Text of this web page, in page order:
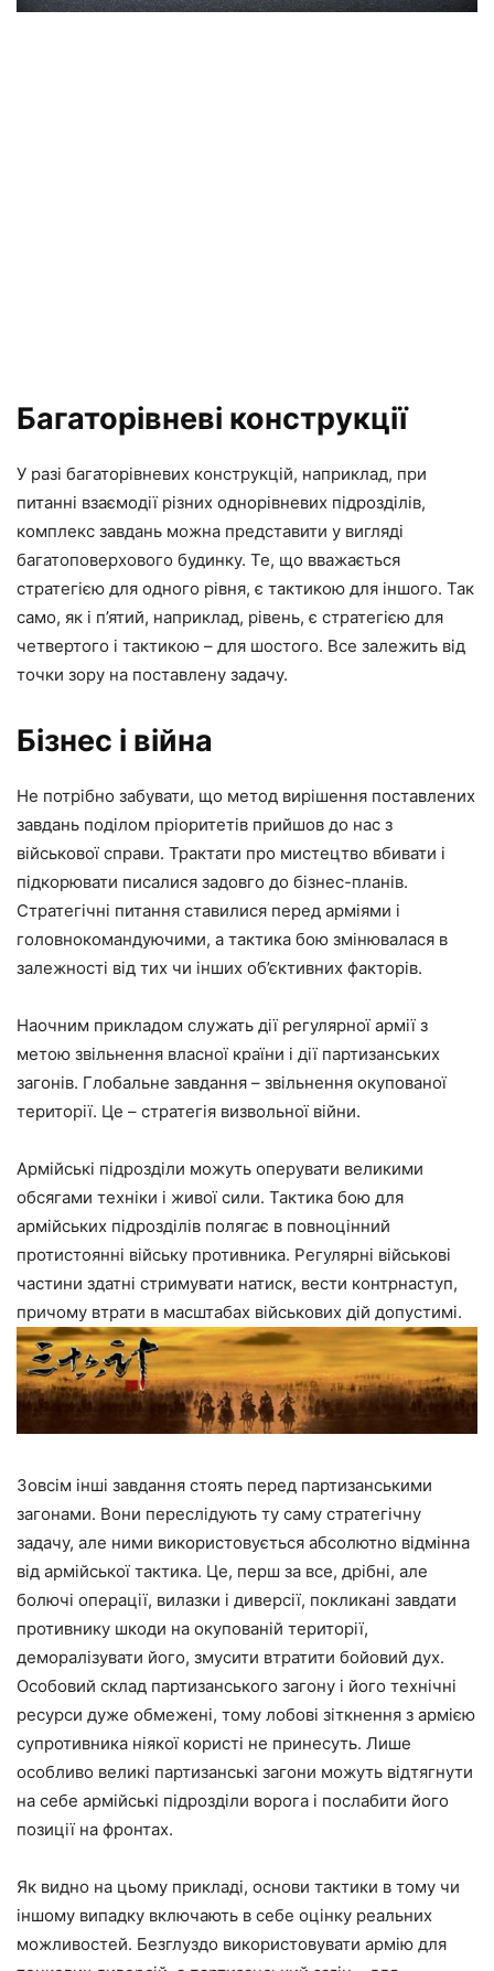
Багаторівневі конструкції
У разі багаторівневих конструкцій, наприклад, при
питанні взаємодії різних однорівневих підрозділів,
комплекс завдань можна представити у вигляді
багатоповерхового будинку. Те, що вважається
стратегією для одного рівня, є тактикою для іншого. Так
само, як і п’ятий, наприклад, рівень, є стратегією для
четвертого і тактикою – для шостого. Все залежить від
точки зору на поставлену задачу.
Бізнес і війна
Не потрібно забувати, що метод вирішення поставлених
завдань поділом пріоритетів прийшов до нас з
військової справи. Трактати про мистецтво вбивати і
підкорювати писалися задовго до бізнес-планів.
Стратегічні питання ставилися перед арміями і
головнокомандуючими, а тактика бою змінювалася в
залежності від тих чи інших об’єктивних факторів.
Наочним прикладом служать дії регулярної армії з
метою звільнення власної країни і дії партизанських
загонів. Глобальне завдання – звільнення окупованої
території. Це – стратегія визвольної війни.
Армійські підрозділи можуть оперувати великими
обсягами техніки і живої сили. Тактика бою для
армійських підрозділів полягає в повноцінний
протистоянні війську противника. Регулярні військові
частини здатні стримувати натиск, вести контрнаступ,
причому втрати в масштабах військових дій допустимі.
Зовсім інші завдання стоять перед партизанськими
загонами. Вони переслідують ту саму стратегічну
задачу, але ними використовується абсолютно відмінна
від армійської тактика. Це, перш за все, дрібні, але
болючі операції, вилазки і диверсії, покликані завдати
противнику шкоди на окупованій території,
деморалізувати його, змусити втратити бойовий дух.
Особовий склад партизанського загону і його технічні
ресурси дуже обмежені, тому лобові зіткнення з армією
супротивника ніякої користі не принесуть. Лише
особливо великі партизанські загони можуть відтягнути
на себе армійські підрозділи ворога і послабити його
позиції на фронтах.
Як видно на цьому прикладі, основи тактики в тому чи
іншому випадку включають в себе оцінку реальних
можливостей. Безглуздо використовувати армію для